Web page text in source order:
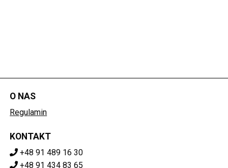
O NAS
Regulamin
KONTAKT
+48 91 489 16 30
+48 91 434 83 65